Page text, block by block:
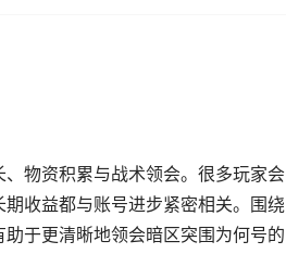
物资积累与战术领会。很多玩家会
收益都与账号进步紧密相关。围绕
于更清晰地领会暗区突围为何号的